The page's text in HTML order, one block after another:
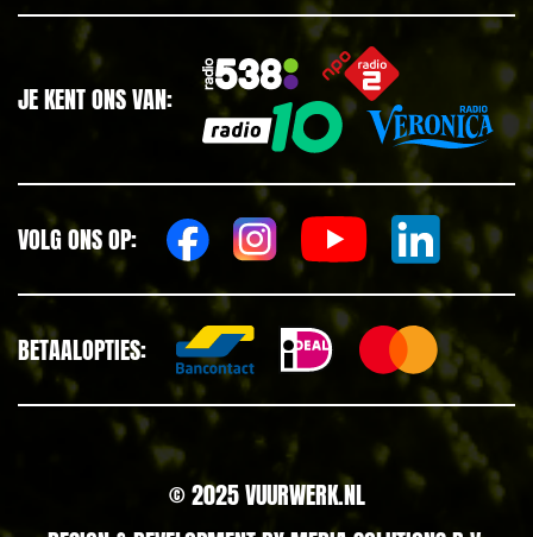
JE KENT ONS VAN:
VOLG ONS OP:
BETAALOPTIES:
© 2025 VUURWERK.NL